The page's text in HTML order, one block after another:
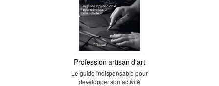
Profession artisan d'art
Le guide indispensable pour
développer son activité